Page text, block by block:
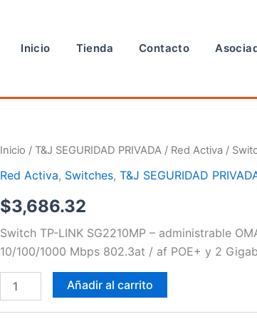
Inicio Tienda Contacto
Inicio /T&J SEGURIDAD PRIVADA / Red Activa /
Red Activa, Switches,T&J SEGURIDAD
$3,686.32
Switch TP-LINK SG2210MP – administrable
10/100/1000 Mbps 802.3at / af POE+ y 2
Switch
Añadir al carrito